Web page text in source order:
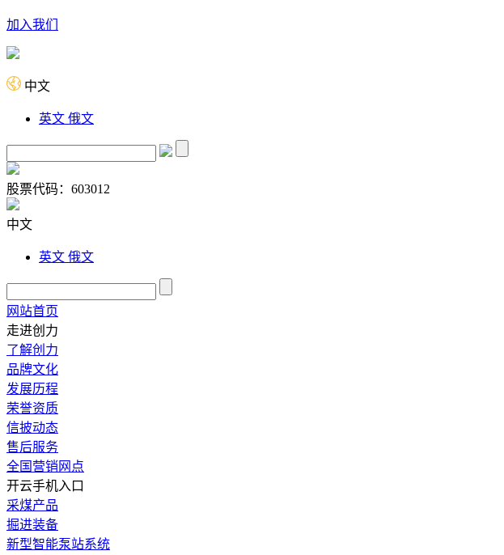
加入我们
中文
英文 俄文
股票代码： 603012
中文
英文 俄文
网站首页
走进创力
了解创力
品牌文化
发展历程
荣誉资质
信披动态
售后服务
全国营销网点
开云手机入口
采煤产品
掘进装备
新型智能泵站系统